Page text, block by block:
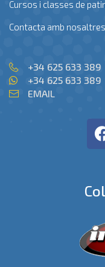
Cursos i classes de
Contacta amb
+34 625 633 389
+34 625 633 389
EMAIL